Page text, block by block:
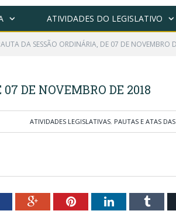
ATIVIDADES DO LEGISLATIVO
DA SESSÃO ORDINÁRIA, DE 07 DE NOVEMBRO
DE NOVEMBRO DE 2018
ATIVIDADES LEGISLATIVAS, PAUTAS E ATAS DAS
Google+PinterestLinkedIn